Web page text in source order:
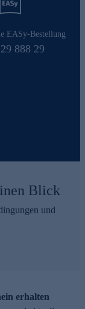
EASy-Bestellung
888 29
Blick
und
erhalten